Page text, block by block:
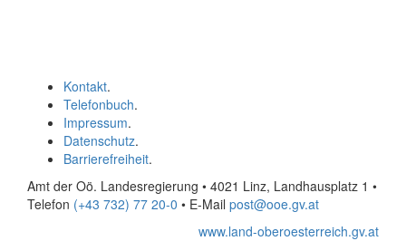
Kontakt.
Telefonbuch.
Impressum.
Datenschutz.
Barrierefreiheit.
Amt der Oö. Landesregierung • 4021 Linz, Landhausplatz 1 •
Telefon (+43 732) 77 20-0 • E-Mail post@ooe.gv.at
www.land-oberoesterreich.gv.at